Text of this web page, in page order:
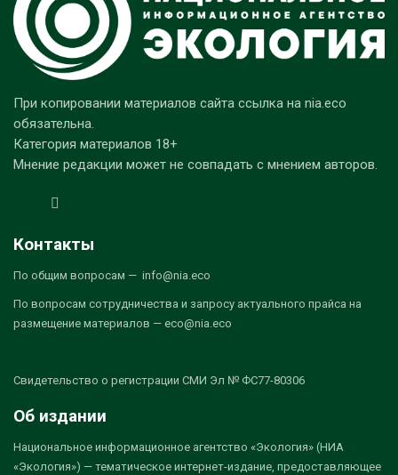
При копировании материалов сайта ссылка на nia.eco
обязательна.
Категория материалов 18+
Мнение редакции может не совпадать с мнением авторов.
Контакты
По общим вопросам — info@nia.eco
По вопросам сотрудничества и запросу актуального прайса на
размещение материалов — eco@nia.eco
Свидетельство о регистрации СМИ Эл № ФС77-80306
Об издании
Национальное информационное агентство «Экология» (НИА
«Экология») — тематическое интернет-издание, предоставляющее